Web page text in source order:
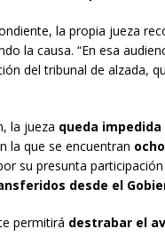
la propia jueza
la causa. “En esa
del tribunal de alzada,
la jueza queda
la que se encuentran
su presunta
desde el
permitirá destrabar el